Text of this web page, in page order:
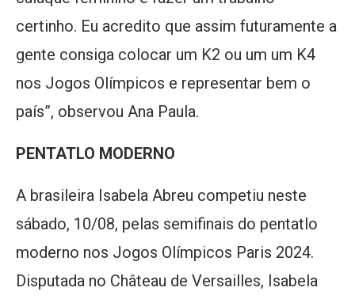
certinho. Eu acredito que assim futuramente a
gente consiga colocar um K2 ou um um K4
nos Jogos Olímpicos e representar bem o
país”, observou Ana Paula.
PENTATLO MODERNO
A brasileira Isabela Abreu competiu neste
sábado, 10/08, pelas semifinais do pentatlo
moderno nos Jogos Olímpicos Paris 2024.
Disputada no Château de Versailles, Isabela